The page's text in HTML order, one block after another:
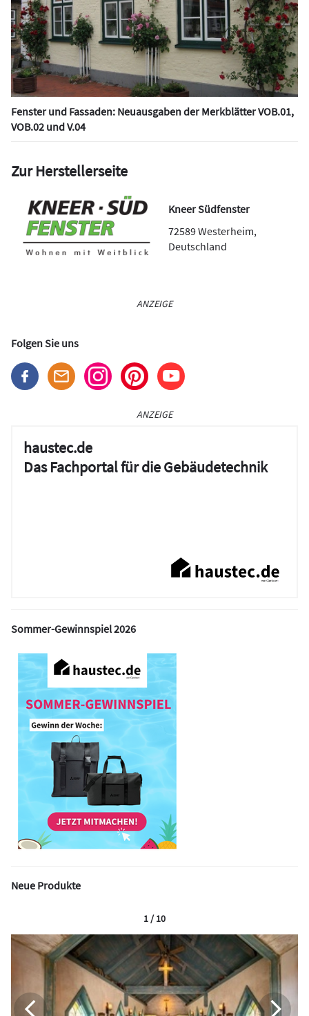
Fenster und Fassaden: Neuausgaben der Merkblätter VOB.01,
VOB.02 und V.04
Zur Herstellerseite
Kneer Südfenster
72589Westerheim,
Deutschland
ANZEIGE
Folgen Sie uns
ANZEIGE
haustec.de
Das Fachportal für die Gebäudetechnik
Sommer-Gewinnspiel 2026
Neue Produkte
1 / 10